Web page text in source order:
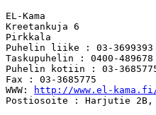
EL-Kama
Kreetankuja 6
Pirkkala
Puhelin liike : 03-3699393
Taskupuhelin : 0400-489678
Puhelin kotiin : 03-
Fax : 03-3685775
WWW:
http://www.el-